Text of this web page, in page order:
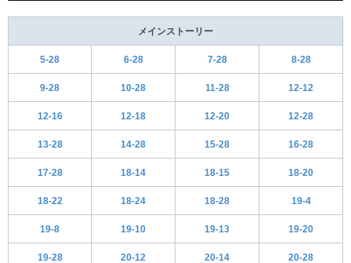
メインストーリー
5-28 6-28 7-28 8-28
9-28 10-28 11-28 12-12
12-16 12-18 12-20 12-28
13-28 14-28 15-28 16-28
17-28 18-14 18-15 18-20
18-22 18-24 18-28 19-4
19-8 19-10 19-13 19-20
19-28 20-12 20-14 20-28